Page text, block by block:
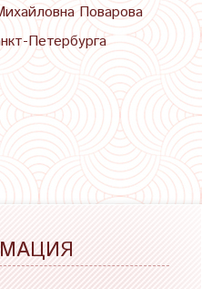
Поварова
Петербурга